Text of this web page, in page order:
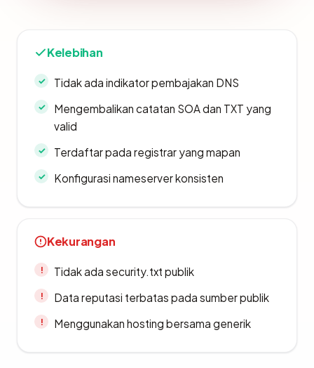
Kelebihan
Tidak ada indikator pembajakan DNS
Mengembalikan catatan SOA dan TXT yang
valid
Terdaftar pada registrar yang mapan
Konfigurasi nameserver konsisten
Kekurangan
Tidak ada security.txt publik
Data reputasi terbatas pada sumber publik
Menggunakan hosting bersama generik